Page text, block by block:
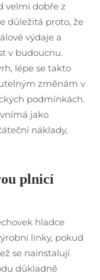
velmi dobře z
důležitá proto, že
výdaje a
v budoucnu.
lépe se takto
změnám v
podmínkách.
jako
náklady,
plnicí
hladce
linky, pokud
se nainstalují
důkladně